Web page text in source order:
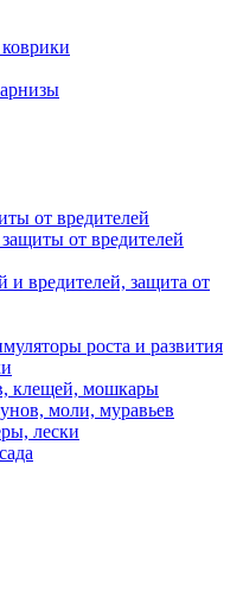
от вредителей
от вредителей
и вредителей, защита от
роста и развития
клещей, мошкары
моли, муравьев
лески